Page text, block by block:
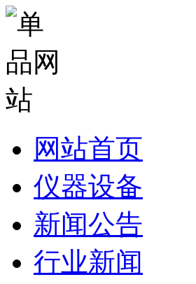
网站首页
仪器设备
新闻公告
行业新闻